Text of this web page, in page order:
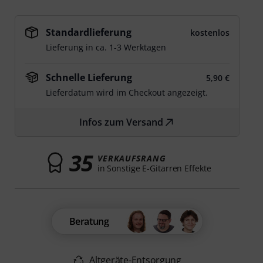
Standardlieferung
kostenlos
Lieferung in ca. 1-3 Werktagen
Schnelle Lieferung
5,90 €
Lieferdatum wird im Checkout angezeigt.
Infos zum Versand
35 VERKAUFSRANG
in Sonstige E-Gitarren Effekte
Beratung
Altgeräte-Entsorgung